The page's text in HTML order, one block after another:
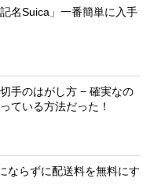
名Suica」一番簡単に入手
手のはがし方 − 確実なの
ている方法だった！
ならずに配送料を無料にす